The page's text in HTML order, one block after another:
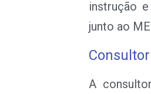
instrução
junto ao
A